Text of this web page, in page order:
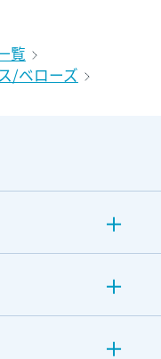
覧
/ベローズ